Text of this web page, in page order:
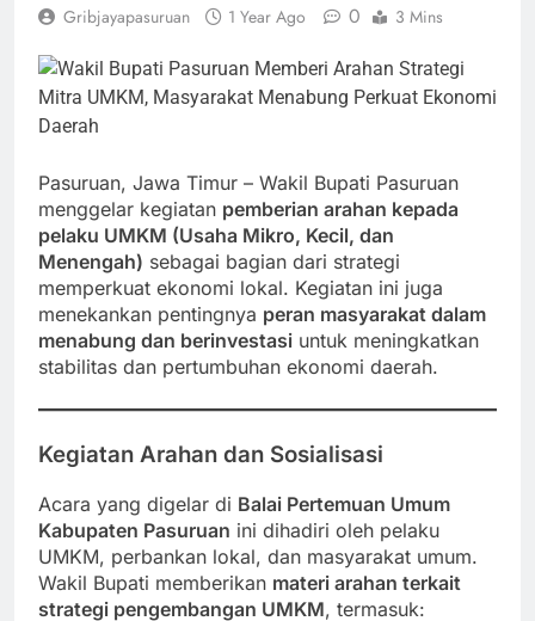
Gribjayapasuruan 1 Year Ago 0 3 Mins
Pasuruan, Jawa Timur – Wakil Bupati Pasuruan
menggelar kegiatan pemberian arahan kepada
pelaku UMKM (Usaha Mikro, Kecil, dan
Menengah) sebagai bagian dari strategi
memperkuat ekonomi lokal. Kegiatan ini juga
menekankan pentingnya peran masyarakat dalam
menabung dan berinvestasi untuk meningkatkan
stabilitas dan pertumbuhan ekonomi daerah.
Kegiatan Arahan dan Sosialisasi
Acara yang digelar di Balai Pertemuan Umum
Kabupaten Pasuruan ini dihadiri oleh pelaku
UMKM, perbankan lokal, dan masyarakat umum.
Wakil Bupati memberikan materi arahan terkait
strategi pengembangan UMKM, termasuk: